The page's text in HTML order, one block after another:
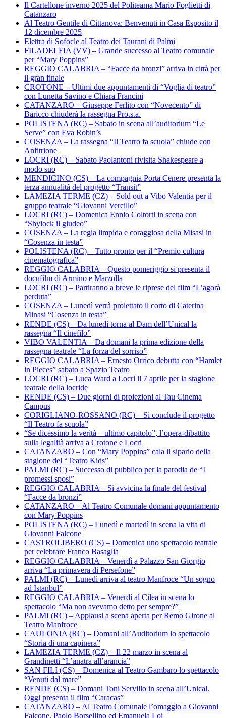
Il Cartellone inverno 2025 del Politeama Mario Foglietti di
Catanzaro
Al Teatro Gentile di Cittanova: Benvenuti in Casa Esposito il
12 dicembre 2025
Elettra di Sofocle al Teatro dei Taurani di Palmi
FILADELFIA (VV) – Grande successo al Teatro comunale
per “Mary Poppins”
REGGIO CALABRIA – “Facce da bronzi” arriva in città per
il gran finale
CROTONE – Ultimi due appuntamenti di “Voglia di teatro”
con Lunetta Savino e Chiara Francini
CATANZARO – Giuseppe Ferlito con “Novecento” di
Baricco chiuderà la rassegna Pro.s.a.
POLISTENA (RC) – Sabato in scena all’auditorium “Le
Serve” con Eva Robin’s
COSENZA – La rassegna “Il Teatro fa scuola” chiude con
Anfitrione
LOCRI (RC) – Sabato Paolantoni rivisita Shakespeare a
modo suo
MENDICINO (CS) – La compagnia Porta Cenere presenta la
terza annualità del progetto “Transit”
LAMEZIA TERME (CZ) – Sold out a Vibo Valentia per il
gruppo teatrale “Giovanni Vercillo”
LOCRI (RC) – Domenica Ennio Coltorti in scena con
“Shylock il giudeo”
COSENZA – La regia limpida e coraggiosa della Misasi in
“Cosenza in testa”
POLISTENA (RC) – Tutto pronto per il “Premio cultura
cinematografica”
REGGIO CALABRIA – Questo pomeriggio si presenta il
docufilm di Armino e Marzolla
LOCRI (RC) – Partiranno a breve le riprese del film “L’agorà
perduta”
COSENZA – Lunedì verrà proiettato il corto di Caterina
Minasi “Cosenza in testa”
RENDE (CS) – Da lunedì torna al Dam dell’Unical la
rassegna “Il cinefilo”
VIBO VALENTIA – Da domani la prima edizione della
rassegna teatrale “La forza del sorriso”
REGGIO CALABRIA – Ernesto Orrico debutta con “Hamlet
in Pieces” sabato a Spazio Teatro
LOCRI (RC) – Luca Ward a Locri il 7 aprile per la stagione
teatrale della locride
RENDE (CS) – Due giorni di proiezioni al Tau Cinema
Campus
CORIGLIANO-ROSSANO (RC) – Si conclude il progetto
“Il Teatro fa scuola”
“Se dicessimo la verità – ultimo capitolo”, l’opera-dibattito
sulla legalità arriva a Crotone e Locri
CATANZARO – Con “Mary Poppins” cala il sipario della
stagione del “Teatro Kids”
PALMI (RC) – Successo di pubblico per la parodia de “I
promessi sposi”
REGGIO CALABRIA – Si avvicina la finale del festival
“Facce da bronzi”
CATANZARO – Al Teatro Comunale domani appuntamento
con Mary Poppins
POLISTENA (RC) – Lunedì e martedì in scena la vita di
Giovanni Falcone
CASTROLIBERO (CS) – Domenica uno spettacolo teatrale
per celebrare Franco Basaglia
REGGIO CALABRIA – Venerdì a Palazzo San Giorgio
arriva “La primavera di Persefone”
PALMI (RC) – Lunedì arriva al teatro Manfroce “Un sogno
ad Istanbul”
REGGIO CALABRIA – Venerdì al Cilea in scena lo
spettacolo “Ma non avevamo detto per sempre?”
PALMI (RC) – Applausi a scena aperta per Remo Girone al
Teatro Manfroce
CAULONIA (RC) – Domani all’Auditorium lo spettacolo
“Storia di una capinera”
LAMEZIA TERME (CZ) – Il 22 marzo in scena al
Grandinetti “L’anatra all’arancia”
SAN FILI (CS) – Domenica al Teatro Gambaro lo spettacolo
“Venuti dal mare”
RENDE (CS) – Domani Toni Servillo in scena all’Unical.
Oggi presenta il film “Caracas”
CATANZARO – Al Teatro Comunale l’omaggio a Giovanni
Falcone, Paolo Borsellino ed Emanuela Loi